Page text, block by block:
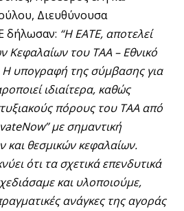
Διευθύνουσα
δήλωσαν: “Η ΕΑΤΕ, αποτελεί
Κεφαλαίων του ΤΑΑ – Εθνικό
Η υπογραφή της σύμβασης για
ιδιαίτερα, καθώς
πόρους του ΤΑΑ από
με σημαντική
και θεσμικών κεφαλαίων.
ότι τα σχετικά επενδυτικά
και υλοποιούμε,
ανάγκες της αγοράς